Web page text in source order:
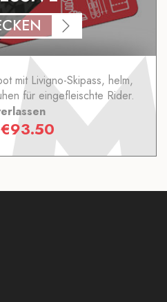
mit Livigno-Skipass, helm,
für eingefleischte Rider.
€93.50